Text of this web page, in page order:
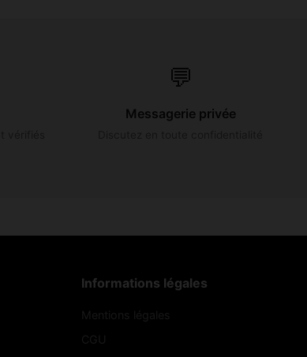
💬
Messagerie privée
Informations légales